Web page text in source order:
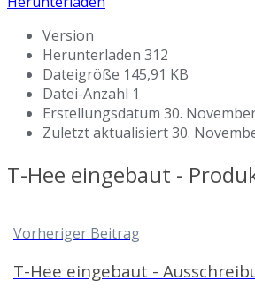
Version
Herunterladen 312
Dateigröße 145,91 KB
Datei-Anzahl 1
Erstellungsdatum 30.
Zuletzt aktualisiert30.
T-Hee eingebaut -
Vorheriger Beitrag
T-Hee eingebaut -